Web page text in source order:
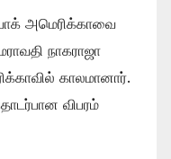
அமெரிக்காவை
நாகராஜா
காலமானார்.
விபரம்